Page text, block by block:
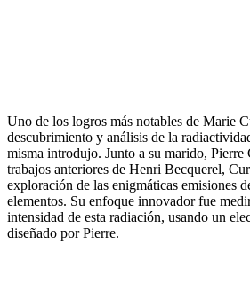
Uno de los logros más notables de Marie
descubrimiento y análisis de la
misma introdujo. Junto a su marido, Pierre
trabajos anteriores de Henri Becquerel,
exploración de las enigmáticas emisiones
elementos. Su enfoque innovador fue
intensidad de esta radiación, usando un
diseñado por Pierre.